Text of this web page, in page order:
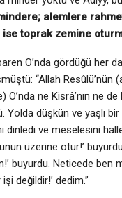
alemlere
toprak zemine
O’nda gördüğü her
“Allah Resûlü’nün
ne Kisrâ’nın ne de
Yolda düşkün ve yaşlı bir
ve meselesini
üzerine otur!’
buyurdu. Neticede ben
değildir!’ dedim.”